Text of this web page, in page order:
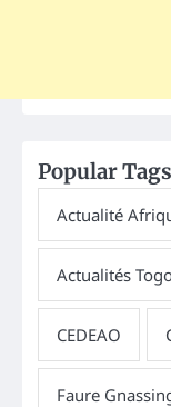
Popular Tags